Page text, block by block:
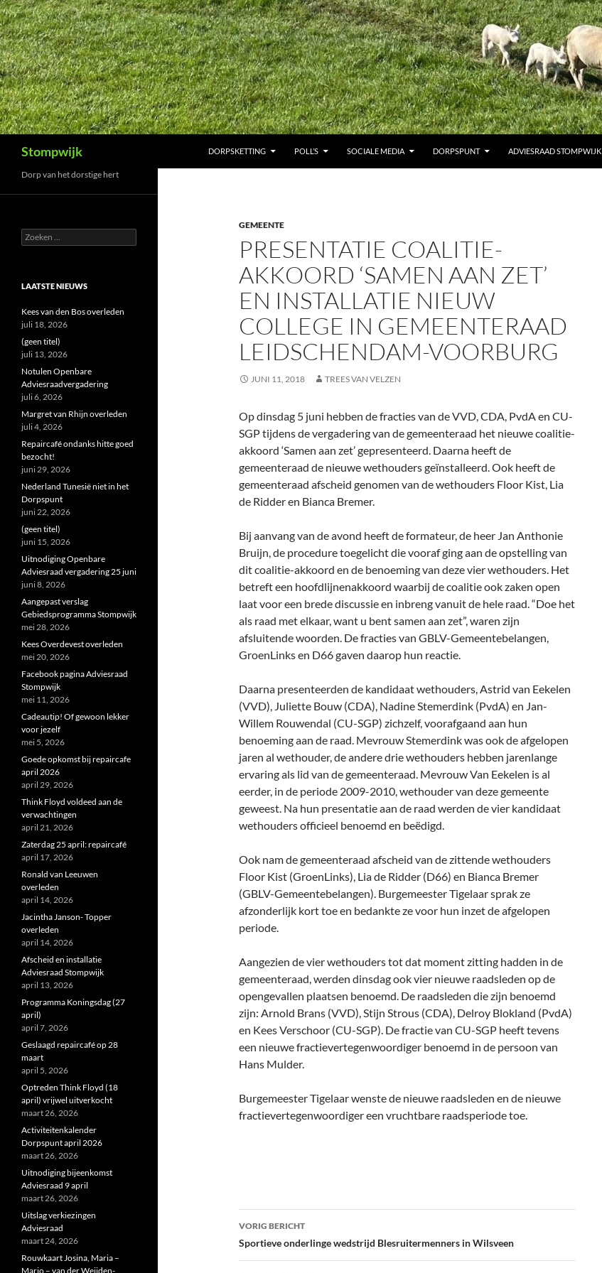
Ga
naar
de
inhoud
Stompwijk DORPSKETTING POLL’S SOCIALE MEDIA DORPSPUNT ADVIESRAAD STOMPWIJK
GEMEENTE
PRESENTATIE COALITIE-
AKKOORD ‘SAMEN AAN ZET’
EN INSTALLATIE NIEUW
COLLEGE IN GEMEENTERAAD
LEIDSCHENDAM-VOORBURG
JUNI 11, 2018 TREES VAN VELZEN
Op dinsdag 5 juni hebben de fracties van de VVD, CDA, PvdA en CU-
SGP tijdens de vergadering van de gemeenteraad het nieuwe coalitie-
akkoord ‘Samen aan zet’ gepresenteerd. Daarna heeft de
gemeenteraad de nieuwe wethouders geïnstalleerd. Ook heeft de
gemeenteraad afscheid genomen van de wethouders Floor Kist, Lia
de Ridder en Bianca Bremer.
Bij aanvang van de avond heeft de formateur, de heer Jan Anthonie
Bruijn, de procedure toegelicht die vooraf ging aan de opstelling van
dit coalitie-akkoord en de benoeming van deze vier wethouders. Het
betreft een hoofdlijnenakkoord waarbij de coalitie ook zaken open
laat voor een brede discussie en inbreng vanuit de hele raad. “Doe het
als raad met elkaar, want u bent samen aan zet”, waren zijn
afsluitende woorden. De fracties van GBLV-Gemeentebelangen,
GroenLinks en D66 gaven daarop hun reactie.
Daarna presenteerden de kandidaat wethouders, Astrid van Eekelen
(VVD), Juliette Bouw (CDA), Nadine Stemerdink (PvdA) en Jan-
Willem Rouwendal (CU-SGP) zichzelf, voorafgaand aan hun
benoeming aan de raad. Mevrouw Stemerdink was ook de afgelopen
jaren al wethouder, de andere drie wethouders hebben jarenlange
ervaring als lid van de gemeenteraad. Mevrouw Van Eekelen is al
eerder, in de periode 2009-2010, wethouder van deze gemeente
geweest. Na hun presentatie aan de raad werden de vier kandidaat
wethouders officieel benoemd en beëdigd.
Ook nam de gemeenteraad afscheid van de zittende wethouders
Floor Kist (GroenLinks), Lia de Ridder (D66) en Bianca Bremer
(GBLV-Gemeentebelangen). Burgemeester Tigelaar sprak ze
afzonderlijk kort toe en bedankte ze voor hun inzet de afgelopen
periode.
Aangezien de vier wethouders tot dat moment zitting hadden in de
gemeenteraad, werden dinsdag ook vier nieuwe raadsleden op de
opengevallen plaatsen benoemd. De raadsleden die zijn benoemd
zijn: Arnold Brans (VVD), Stijn Strous (CDA), Delroy Blokland (PvdA)
en Kees Verschoor (CU-SGP). De fractie van CU-SGP heeft tevens
een nieuwe fractievertegenwoordiger benoemd in de persoon van
Hans Mulder.
Burgemeester Tigelaar wenste de nieuwe raadsleden en de nieuwe
fractievertegenwoordiger een vruchtbare raadsperiode toe.
Bericht
navigatie
VORIG BERICHT
Sportieve onderlinge wedstrijd Blesruitermenners in Wilsveen
Dorp van het dorstige hert
Zoeken
naar:
LAATSTE NIEUWS
Kees van den Bos overleden
juli 18, 2026
(geen titel)
juli 13, 2026
Notulen Openbare
Adviesraadvergadering
juli 6, 2026
Margret van Rhijn overleden
juli 4, 2026
Repaircafé ondanks hitte goed
bezocht!
juni 29, 2026
Nederland Tunesië niet in het
Dorpspunt
juni 22, 2026
(geen titel)
juni 15, 2026
Uitnodiging Openbare
Adviesraad vergadering 25 juni
juni 8, 2026
Aangepast verslag
Gebiedsprogramma Stompwijk
mei 28, 2026
Kees Overdevest overleden
mei 20, 2026
Facebook pagina Adviesraad
Stompwijk
mei 11, 2026
Cadeautip! Of gewoon lekker
voor jezelf
mei 5, 2026
Goede opkomst bij repaircafe
april 2026
april 29, 2026
Think Floyd voldeed aan de
verwachtingen
april 21, 2026
Zaterdag 25 april: repaircafé
april 17, 2026
Ronald van Leeuwen
overleden
april 14, 2026
Jacintha Janson- Topper
overleden
april 14, 2026
Afscheid en installatie
Adviesraad Stompwijk
april 13, 2026
Programma Koningsdag (27
april)
april 7, 2026
Geslaagd repaircafé op 28
maart
april 5, 2026
Optreden Think Floyd (18
april) vrijwel uitverkocht
maart 26, 2026
Activiteitenkalender
Dorpspunt april 2026
maart 26, 2026
Uitnodiging bijeenkomst
Adviesraad 9 april
maart 26, 2026
Uitslag verkiezingen
Adviesraad
maart 24, 2026
Rouwkaart Josina, Maria –
Marjo – van der Weijden-